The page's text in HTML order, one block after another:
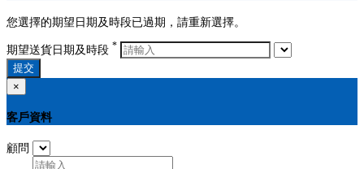
您選擇的期望日期及時段已過期，請重新選擇。
期望送貨日期及時段 *
提交
×
客戶資料
顧問